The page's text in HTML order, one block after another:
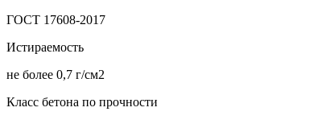
ГОСТ 17608-2017
Истираемость
не более 0,7 г/см2
Класс бетона по прочности